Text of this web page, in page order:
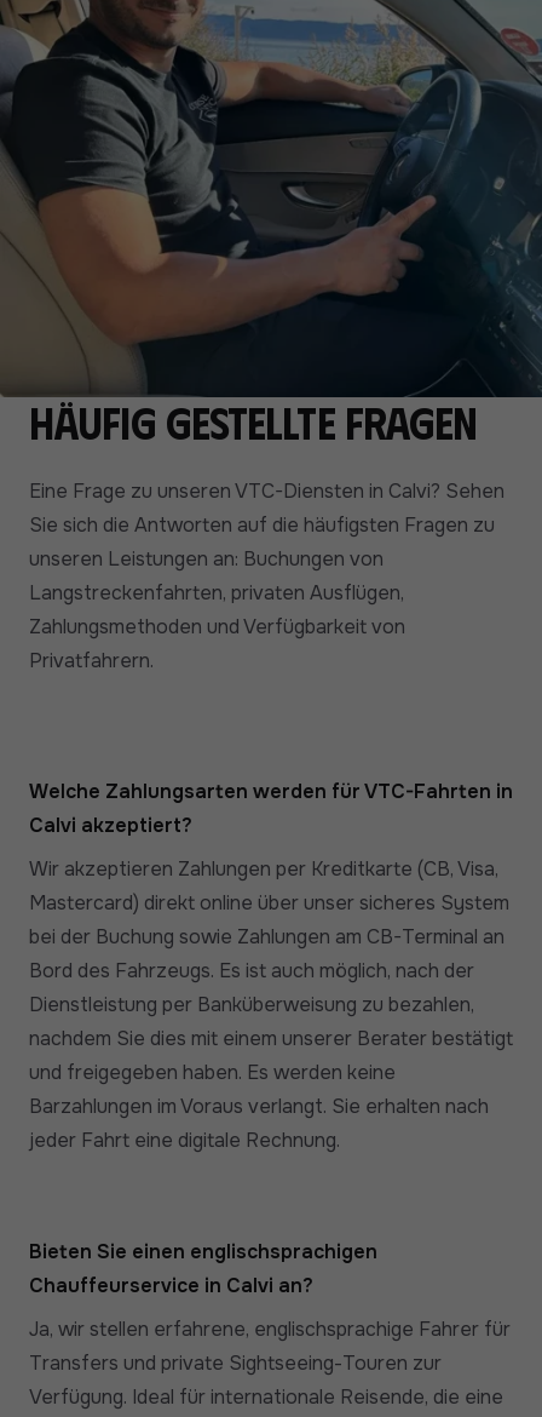
Häufig gestellte Fragen
Eine Frage zu unseren VTC-Diensten in Calvi? Sehen
Sie sich die Antworten auf die häufigsten Fragen zu
unseren Leistungen an: Buchungen von
Langstreckenfahrten, privaten Ausflügen,
Zahlungsmethoden und Verfügbarkeit von
Privatfahrern.
Welche Zahlungsarten werden für VTC-Fahrten in
Calvi akzeptiert?
Wir akzeptieren Zahlungen per Kreditkarte (CB, Visa,
Mastercard) direkt online über unser sicheres System
bei der Buchung sowie Zahlungen am CB-Terminal an
Bord des Fahrzeugs. Es ist auch möglich, nach der
Dienstleistung per Banküberweisung zu bezahlen,
nachdem Sie dies mit einem unserer Berater bestätigt
und freigegeben haben. Es werden keine
Barzahlungen im Voraus verlangt. Sie erhalten nach
jeder Fahrt eine digitale Rechnung.
Bieten Sie einen englischsprachigen
Chauffeurservice in Calvi an?
Ja, wir stellen erfahrene, englischsprachige Fahrer für
Transfers und private Sightseeing-Touren zur
Verfügung. Ideal für internationale Reisende, die eine